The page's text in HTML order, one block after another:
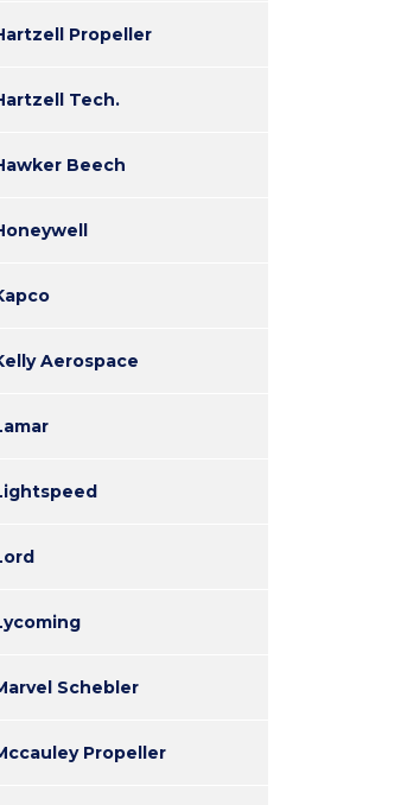
Propeller
Tech.
Beech
Aerospace
Schebler
Propeller